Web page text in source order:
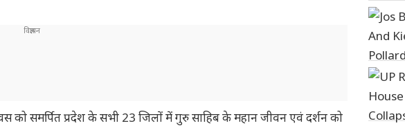
को समर्पित प्रदेश के सभी 23 जिलों में गुरु साहिब के महान जीवन एवं दर्शन को